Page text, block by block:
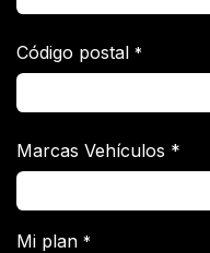
Código postal *
Marcas Vehículos *
Mi plan *